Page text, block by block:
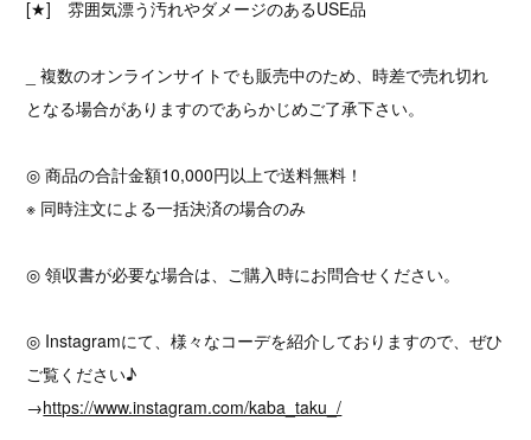
[★] 雰囲気漂う汚れやダメージのあるUSE品
_ 複数のオンラインサイトでも販売中のため、時差で売れ切れ
となる場合がありますのであらかじめご了承下さい。
◎ 商品の合計金額10,000円以上で送料無料！
※ 同時注文による一括決済の場合のみ
◎ 領収書が必要な場合は、ご購入時にお問合せください。
◎ Instagramにて、様々なコーデを紹介しておりますので、ぜひ
ご覧ください♪
→https://www.instagram.com/kaba_taku_/